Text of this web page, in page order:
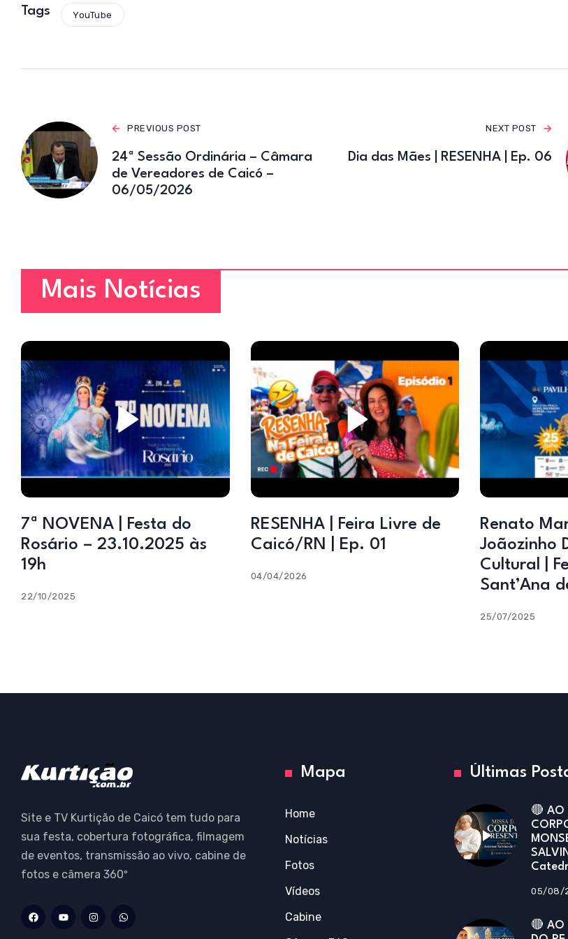
Tags YouTube
PREVIOUS POST
24ª Sessão Ordinária – Câmara
de Vereadores de Caicó –
06/05/2026
NEXT POST
Dia das Mães | RESENHA | Ep. 06
Mais Notícias
7ª NOVENA | Festa do
Rosário – 23.10.2025 às
19h
22/10/2025
RESENHA | Feira Livre de
Caicó/RN | Ep. 01
04/04/2026
Renato
Joãozinho
Cultural |
Sant’Ana
25/07/2025
Site e TV Kurtição de Caicó tem tudo para
sua festa, cobertura fotográfica, filmagem
de eventos, transmissão ao vivo, cabine de
fotos e câmera 360º
Mapa
Home
Notícias
Fotos
Vídeos
Cabine
Últimas
🔴 AO
05/08/
🔴 AO